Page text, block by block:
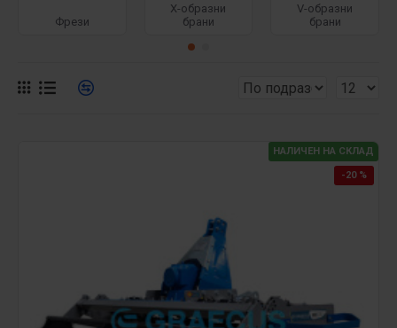
Фрези
Х-образни
брани
V-образни
брани
НАЛИЧЕН НА СКЛАД
-20 %